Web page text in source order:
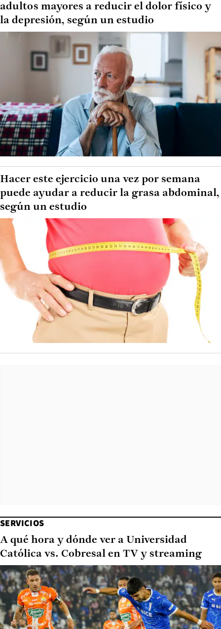
adultos mayores a reducir el dolor físico y
la depresión, según un estudio
Hacer este ejercicio una vez por semana
puede ayudar a reducir la grasa abdominal,
según un estudio
SERVICIOS
A qué hora y dónde ver a Universidad
Católica vs. Cobresal en TV y streaming